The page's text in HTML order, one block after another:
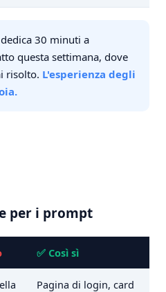
30 minuti a
questa settimana, dove
risolto. L'esperienza degli
per i prompt
✅ Così sì
Pagina di login, card